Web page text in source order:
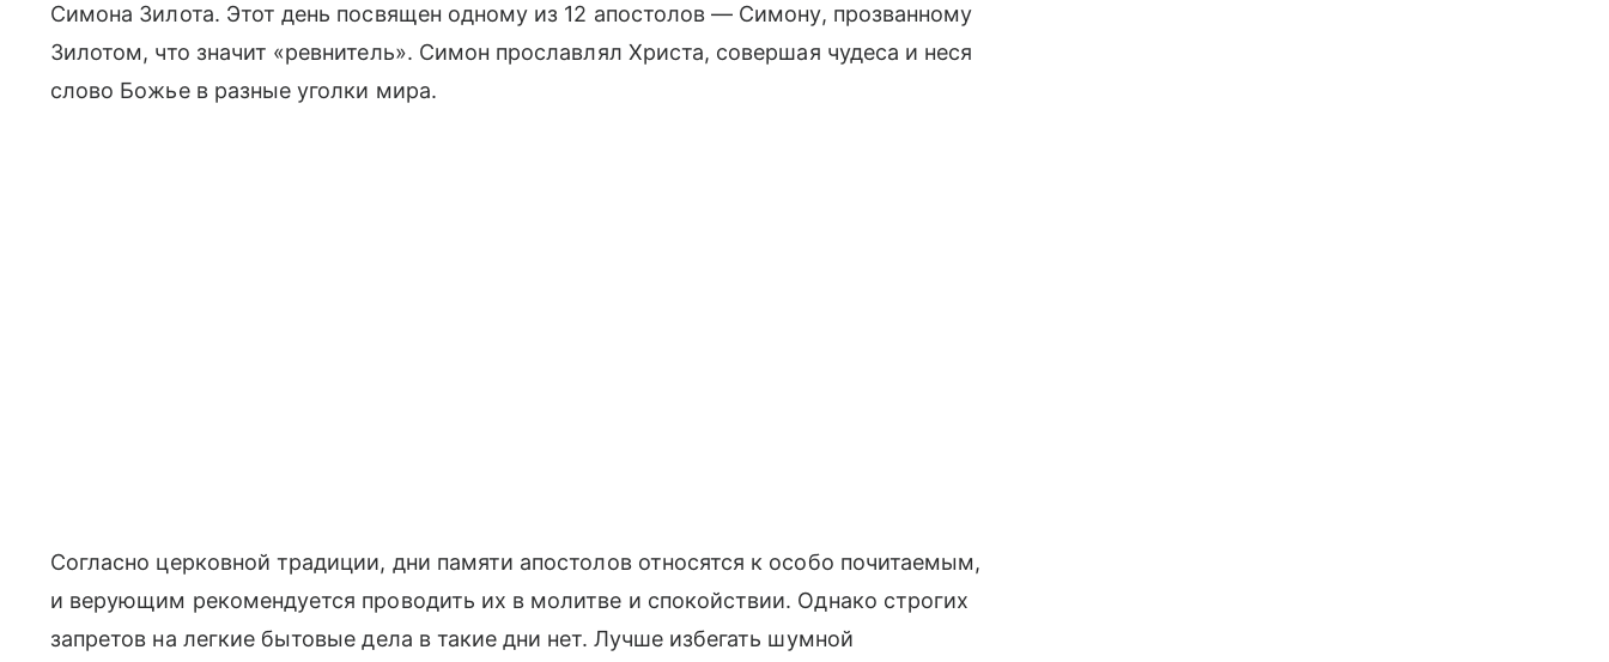
Симона Зилота. Этот день посвящен одному из 12 апостолов — Симону, прозванному
Зилотом, что значит «ревнитель». Симон прославлял Христа, совершая чудеса и неся
слово Божье в разные уголки мира.
Согласно церковной традиции, дни памяти апостолов относятся к особо почитаемым,
и верующим рекомендуется проводить их в молитве и спокойствии. Однако строгих
запретов на легкие бытовые дела в такие дни нет. Лучше избегать шумной